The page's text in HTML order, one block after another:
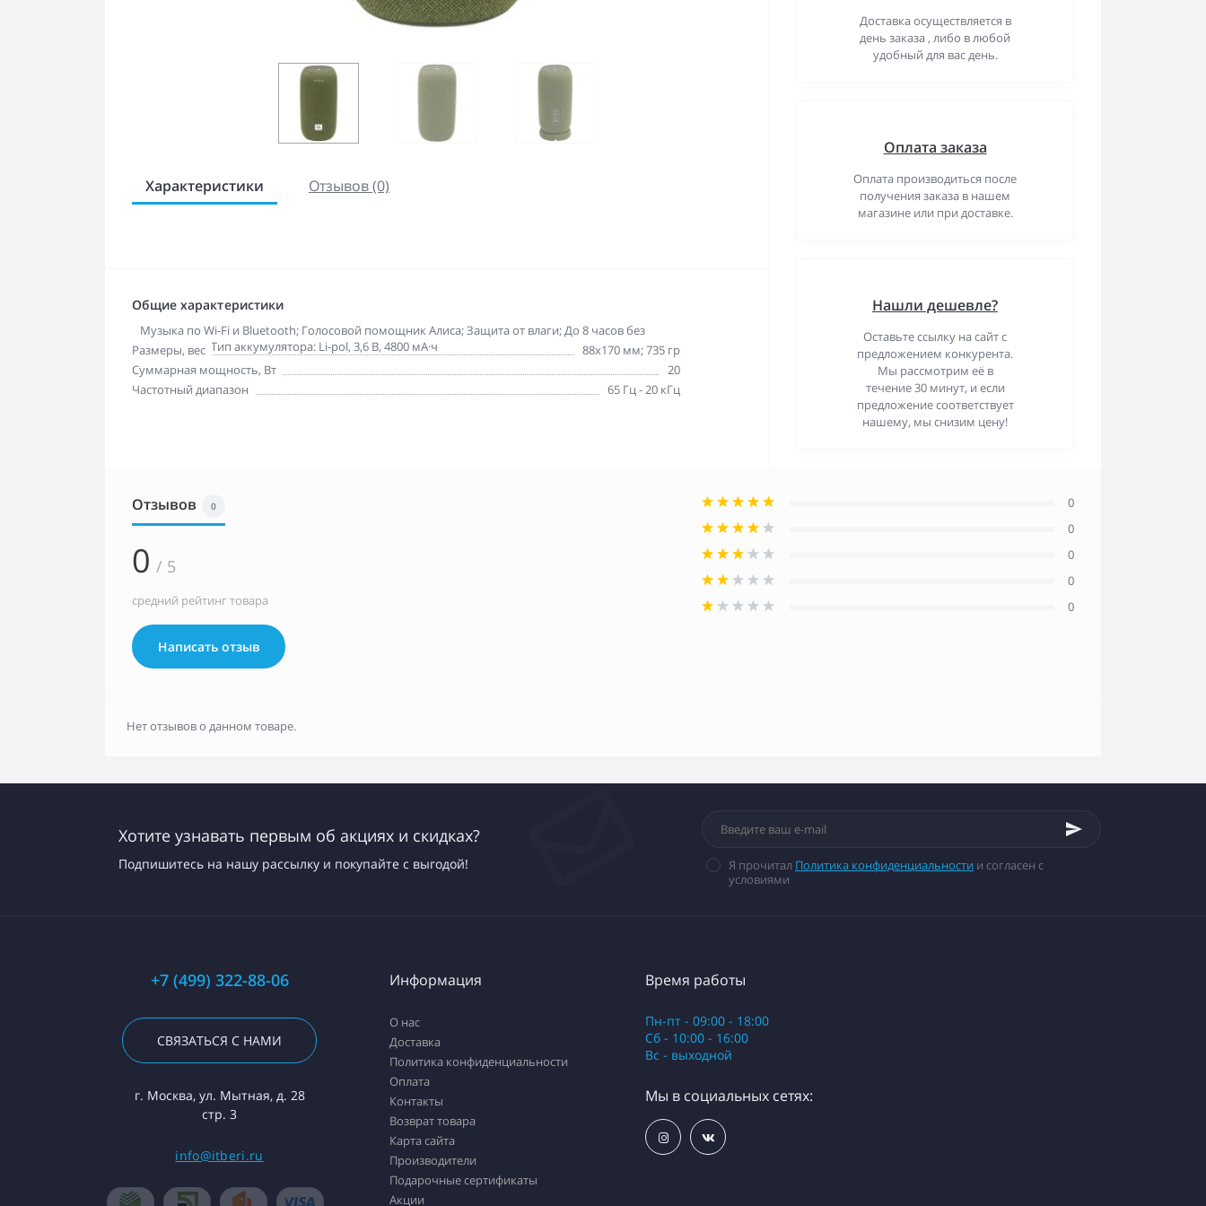
Характеристики Отзывов (0)
Общие характеристики
Дополнительная информация
Музыка по Wi-Fi и Bluetooth; Голосовой помощник Алиса; Защита от влаги; До 8 часов без
подзарядки; Тип аккумулятора: Li-pol, 3,6 В, 4800 мА·ч
Размеры, вес
88x170 мм; 735 гр
Суммарная мощность, Вт
20
Частотный диапазон
65 Гц - 20 кГц
Доставка осуществляется в
день заказа , либо в любой
удобный для вас день.
Оплата заказа
Оплата производиться после
получения заказа в нашем
магазине или при доставке.
Нашли дешевле?
Оставьте ссылку на сайт с
предложением конкурента.
Мы рассмотрим её в
течение 30 минут, и если
предложение соответствует
нашему, мы снизим цену!
Отзывов 0
0 / 5
средний рейтинг товара
Написать отзыв
0
0
0
0
0
Нет отзывов о данном товаре.
Хотите узнавать первым об акциях и скидках?
Подпишитесь на нашу рассылку и покупайте с выгодой! Я прочитал Политика конфиденциальности и согласен с
условиями
+7 (499) 322-88-06
СВЯЗАТЬСЯ С НАМИ
г. Москва, ул. Мытная, д. 28
стр. 3
info@itberi.ru
Информация
О нас
Доставка
Политика конфиденциальности
Оплата
Контакты
Возврат товара
Карта сайта
Производители
Подарочные сертификаты
Акции
Время работы
Пн-пт - 09:00 - 18:00
Сб - 10:00 - 16:00
Вс - выходной
Мы в социальных сетях: